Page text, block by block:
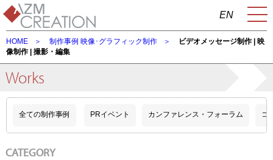
EN
HOME 制作事例 映像･グラフィック制作
ビデオメッセージ制作 | 映
像制作 | 撮影・編集
Works
全ての制作事例 PRイベント カンファレンス・フォーラム コ
CATEGORY